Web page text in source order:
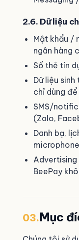
2.6. Dữ liệu
Mật khẩu /
ngân hàng
Số thẻ tín
Dữ liệu
chỉ dùng
SMS/
(Zalo,
Danh bạ,
Advertising
BeePay
03.Mục